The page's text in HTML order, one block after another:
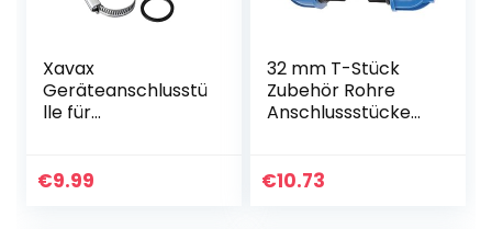
Xavax
Geräteanschlusstü
lle für
Reinigungsöffnung
€9.99
32 mm T-Stück
Zubehör Rohre
Anschlussstücke
Wasserrohrversch
€10.73